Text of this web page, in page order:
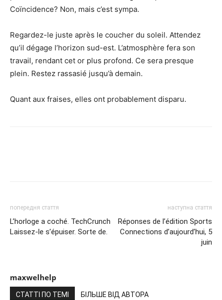
Coïncidence? Non, mais c’est sympa.
Regardez-le juste après le coucher du soleil. Attendez
qu’il dégage l’horizon sud-est. L’atmosphère fera son
travail, rendant cet or plus profond. Ce sera presque
plein. Restez rassasié jusqu’à demain.
Quant aux fraises, elles ont probablement disparu.
попередня стаття
L’horloge a coché. TechCrunch
Laissez-le s’épuiser. Sorte de.
наступна стаття
Réponses de l’édition Sports
Connections d’aujourd’hui, 5
juin
maxwelhelp
СТАТТІ ПО ТЕМІ БІЛЬШЕ ВІД АВТОРА